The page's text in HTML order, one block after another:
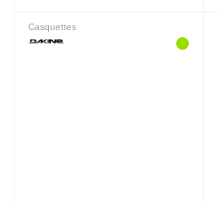
Casquettes